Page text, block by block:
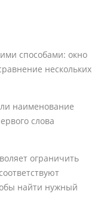
способами: окно
нескольких
наименование
слова
ограничить
найти нужный